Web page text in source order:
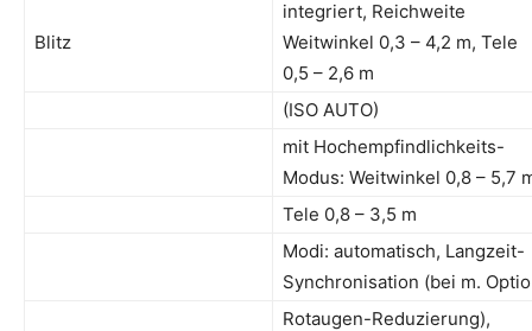
Blitz
integriert, Reichweite
Weitwinkel 0,3 – 4,2 m, Tele
0,5 – 2,6 m
(ISO AUTO)
mit Hochempfindlichkeits-
Modus: Weitwinkel 0,8 – 5,7
Tele 0,8 – 3,5 m
Modi: automatisch, Langzeit-
Synchronisation (bei m.
Rotaugen-Reduzierung),